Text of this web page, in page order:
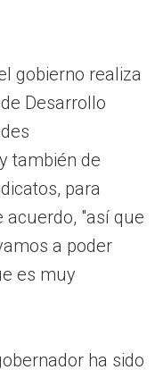
gobierno realiza
Desarrollo
también de
para
acuerdo, "así que
a poder
es muy
ha sido